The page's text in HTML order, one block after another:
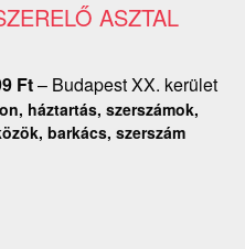
ASZTAL
Ft– Budapest XX. kerület
háztartás, szerszámok,
barkács, szerszám